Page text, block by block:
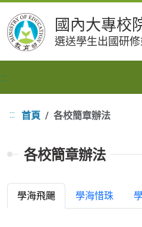
跳
到
主
要
國內大專校
選送學生出國研
:::
::: 首頁 各校簡章辦法
各校簡章辦法
學海飛颺 學海惜珠